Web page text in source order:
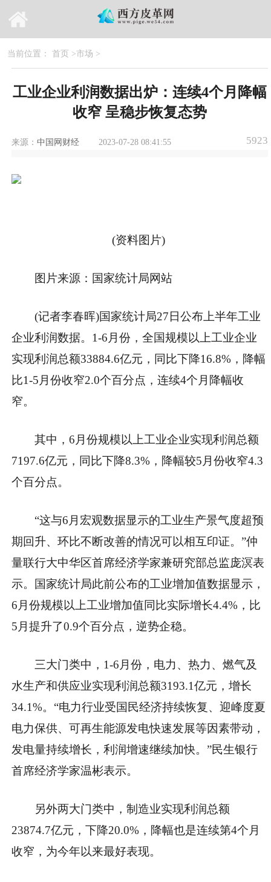
当前位置： 首页 >市场 >
工业企业利润数据出炉：连续4个月降幅
收窄 呈稳步恢复态势
来源： 中国网财经 2023-07-28 08:41:55 5923
(资料图片)
图片来源：国家统计局网站
(记者李春晖)国家统计局27日公布上半年工业
企业利润数据。1-6月份，全国规模以上工业企业
实现利润总额33884.6亿元，同比下降16.8%，降幅
比1-5月份收窄2.0个百分点，连续4个月降幅收
窄。
其中，6月份规模以上工业企业实现利润总额
7197.6亿元，同比下降8.3%，降幅较5月份收窄4.3
个百分点。
“这与6月宏观数据显示的工业生产景气度超预
期回升、环比不断改善的情况可以相互印证。”仲
量联行大中华区首席经济学家兼研究部总监庞溟表
示。国家统计局此前公布的工业增加值数据显示，
6月份规模以上工业增加值同比实际增长4.4%，比
5月提升了0.9个百分点，逆势企稳。
三大门类中，1-6月份，电力、热力、燃气及
水生产和供应业实现利润总额3193.1亿元，增长
34.1%。“电力行业受国民经济持续恢复、迎峰度夏
电力保供、可再生能源发电快速发展等因素带动，
发电量持续增长，利润增速继续加快。”民生银行
首席经济学家温彬表示。
另外两大门类中，制造业实现利润总额
23874.7亿元，下降20.0%，降幅也是连续第4个月
收窄，为今年以来最好表现。